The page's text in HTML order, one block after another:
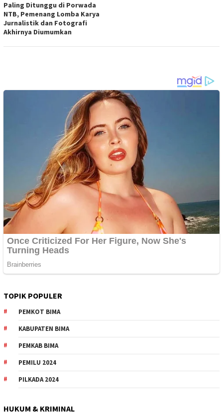
Paling Ditunggu di Porwada
NTB, Pemenang Lomba Karya
Jurnalistik dan Fotografi
Akhirnya Diumumkan
TOPIK POPULER
PEMKOT BIMA
KABUPATEN BIMA
PEMKAB BIMA
PEMILU 2024
PILKADA 2024
HUKUM & KRIMINAL